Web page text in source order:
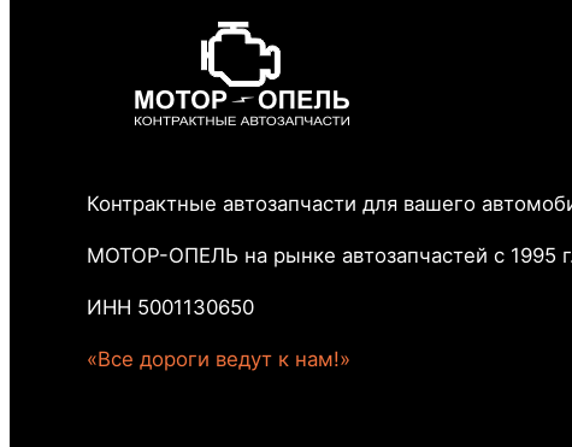
Контрактные автозапчасти для вашего
МОТОР-ОПЕЛЬ на рынке автозапчастей с 1995
ИНН 5001130650
«Все дороги ведут к нам!»